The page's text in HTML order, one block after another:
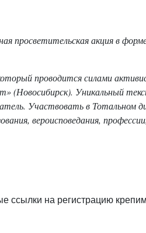
просветительская акция в
проводится силами
(Новосибирск). Уникальный
Участвовать в
вероисповедания,
ссылки на регистрацию